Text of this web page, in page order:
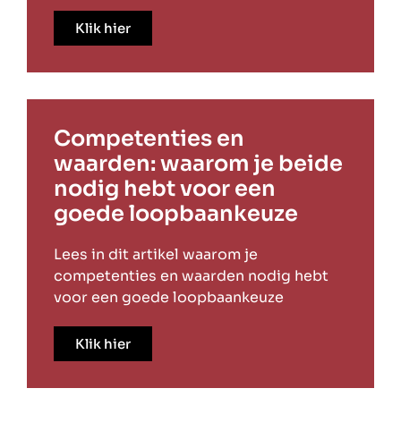
Klik hier
Competenties en
waarden: waarom je beide
nodig hebt voor een
goede loopbaankeuze
Lees in dit artikel waarom je
competenties en waarden nodig hebt
voor een goede loopbaankeuze
Klik hier